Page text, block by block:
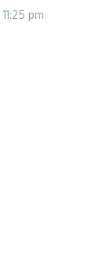
11:25 pm